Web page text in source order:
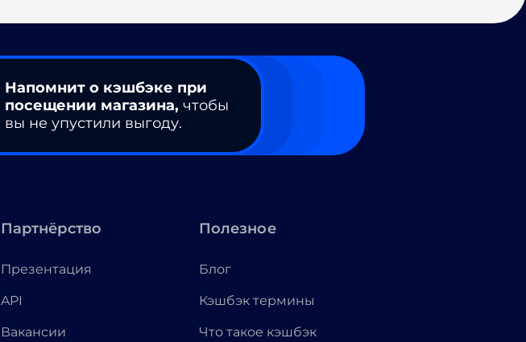
Напомнит о кэшбэке при
посещении магазина, чтобы
вы не упустили выгоду.
Партнёрство
Презентация
API
Вакансии
Полезное
Блог
Кэшбэк термины
Что такое кэшбэк